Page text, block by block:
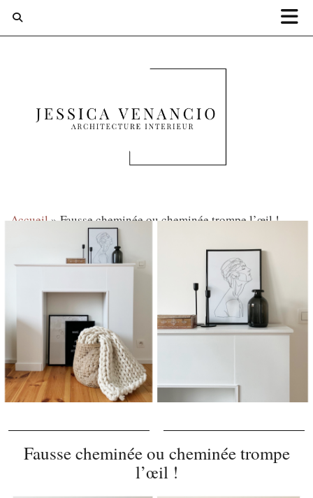
Accueil»Fausse cheminée ou cheminée trompe l’œil !
Fausse cheminée ou cheminée trompe
l’œil !